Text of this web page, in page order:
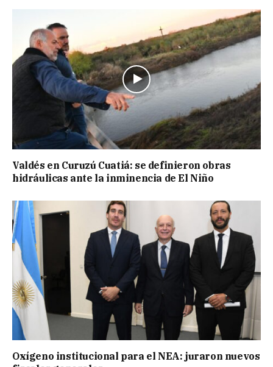
Valdés en Curuzú Cuatiá: se definieron obras
hidráulicas ante la inminencia de El Niño
Oxígeno institucional para el NEA: juraron nuevos